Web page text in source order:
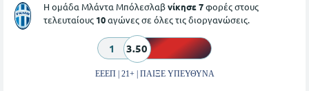
Η ομάδα Μλάντα Μπόλεσλαβνίκησε 7φορές στους
τελευταίους 10αγώνες σε όλες τις διοργανώσεις.
1 3.50
ΕΕΕΠ | 21+ | ΠΑΙΞΕ ΥΠΕΥΘΥΝΑ